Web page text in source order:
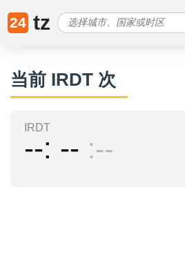
24 tz
当前 IRDT 次
IRDT
-- -- --